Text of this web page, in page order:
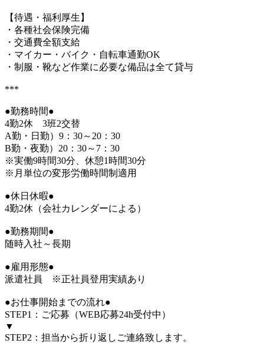
【待遇・福利厚生】
・各種社会保険完備
・交通費全額支給
・マイカー・バイク・自転車通勤OK
・制服・靴など作業に必要な備品は全て貸与
***
●勤務時間●
4勤2休 3班2交替
A勤・日勤）9：30～20：30
B勤・夜勤）20：30～7：30
※実働9時間30分、休憩1時間30分
※月単位の変形労働時間制適用
●休日休暇●
4勤2休（会社カレンダーによる）
●勤務期間●
随時入社～長期
●雇用形態●
派遣社員 ※正社員登用実績あり
●お仕事開始までの流れ●
STEP1：ご応募（WEB応募24h受付中）
▼
STEP2：担当から折り返しご連絡致します。